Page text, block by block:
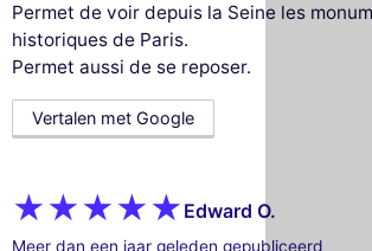
Permet de voir depuis la Seine les
historiques de Paris.
Permet aussi de se reposer.
Vertalen met Google
Edward O.
Meer dan een jaar geleden gepubliceerd